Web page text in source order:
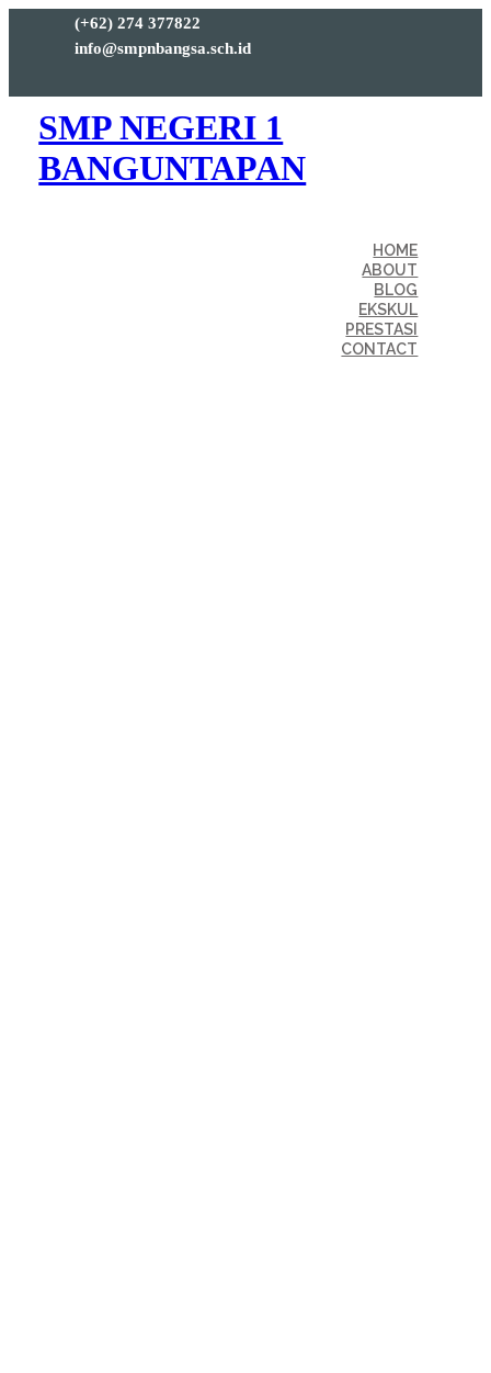
(+62) 274 377822
info@smpnbangsa.sch.id
SMP NEGERI 1
BANGUNTAPAN
HOME
ABOUT
BLOG
EKSKUL
PRESTASI
CONTACT